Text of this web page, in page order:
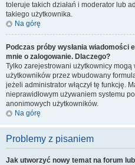
toleruje takich działań i moderator lub
takiego użytkownika.
Na górę
Podczas próby wysłania wiadomości
mnie o zalogowanie. Dlaczego?
Tylko zarejestrowani użytkownicy mogą
użytkowników przez wbudowany
jeżeli administrator włączył tę funkcję.
nieprawidłowym używaniem systemu
anonimowych użytkowników.
Na górę
Problemy z pisaniem
Jak utworzyć nowy temat na forum